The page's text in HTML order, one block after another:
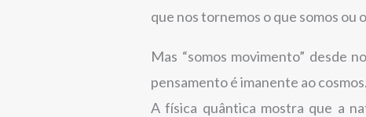
que nos tornemos o que somos ou
Mas “somos movimento” desde
pensamento é imanente ao cosmos.
A física quântica mostra que a